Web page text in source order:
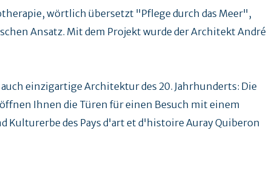
wörtlich übersetzt "Pflege durch das Meer",
Ansatz. Mit dem Projekt wurde der Architekt André
einzigartige Architektur des 20. Jahrhunderts: Die
Ihnen die Türen für einen Besuch mit einem
des Pays d'art et d'histoire Auray Quiberon